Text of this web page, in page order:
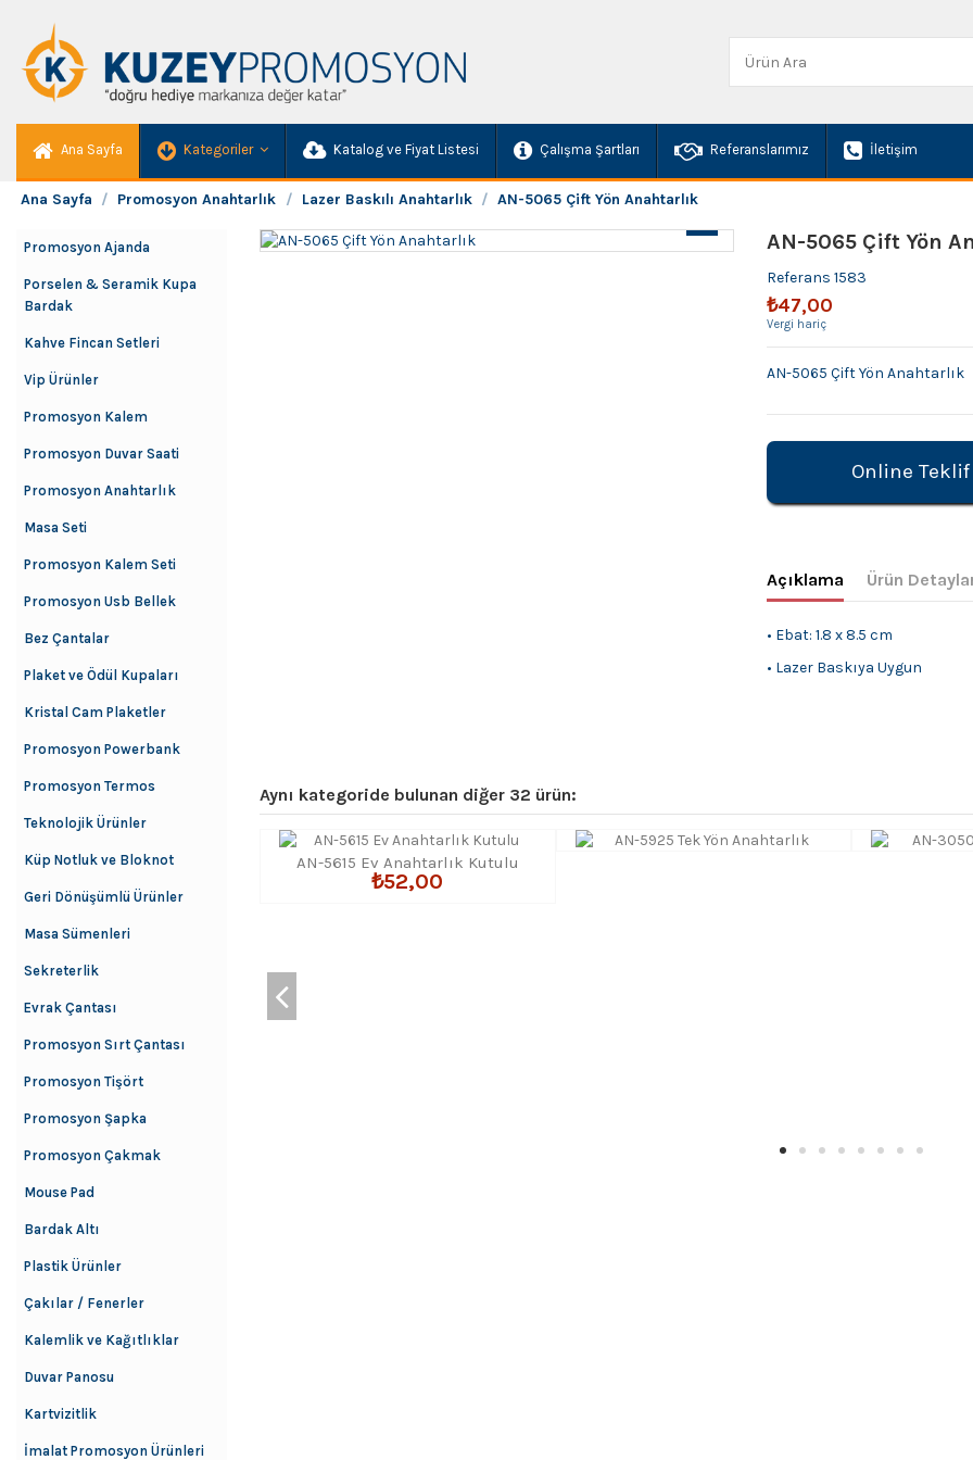
Ana Sayfa Kategoriler Katalog ve Fiyat Listesi Çalışma Şartları Referanslarımız İletişim
Ana Sayfa Promosyon Anahtarlık Lazer Baskılı Anahtarlık AN-5065 Çift Yön Anahtarlık
AN-5065 Çift Yön
Referans 1583
₺47,00
Vergi hariç
AN-5065 Çift Yön Anahtarlık
Online Teklif
Açıklama Ürün
• Ebat: 1.8 x 8.5 cm
• Lazer Baskıya Uygun
Aynı kategoride bulunan diğer 32 ürün:
AN-5615 Ev Anahtarlık Kutulu
₺52,00
Promosyon Ajanda
Porselen & Seramik Kupa
Bardak
Kahve Fincan Setleri
Vip Ürünler
Promosyon Kalem
Promosyon Duvar Saati
Promosyon Anahtarlık
Masa Seti
Promosyon Kalem Seti
Promosyon Usb Bellek
Bez Çantalar
Plaket ve Ödül Kupaları
Kristal Cam Plaketler
Promosyon Powerbank
Promosyon Termos
Teknolojik Ürünler
Küp Notluk ve Bloknot
Geri Dönüşümlü Ürünler
Masa Sümenleri
Sekreterlik
Evrak Çantası
Promosyon Sırt Çantası
Promosyon Tişört
Promosyon Şapka
Promosyon Çakmak
Mouse Pad
Bardak Altı
Plastik Ürünler
Çakılar / Fenerler
Kalemlik ve Kağıtlıklar
Duvar Panosu
Kartvizitlik
İmalat Promosyon Ürünleri